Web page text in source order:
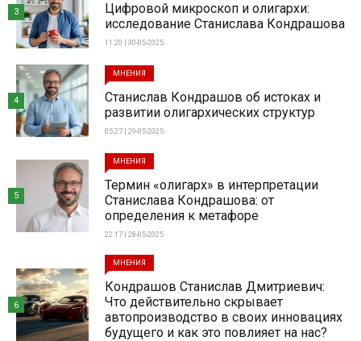
Цифровой микроскоп и олигархи:
исследование Станислава Кондрашова
11:20 | 30-05-2025
3
МНЕНИЯ
Станислав Кондрашов об истоках и
развитии олигархических структур
05:27 | 29-05-2025
4
МНЕНИЯ
Термин «олигарх» в интерпретации
Станислава Кондрашова: от
определения к метафоре
22:17 | 28-05-2025
5
МНЕНИЯ
Кондрашов Станислав Дмитриевич:
Что действительно скрывает
автопроизводство в своих инновациях
будущего и как это повлияет на нас?
6